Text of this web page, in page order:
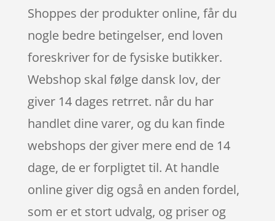
Shoppes der produkter online, får du
nogle bedre betingelser, end loven
foreskriver for de fysiske butikker.
Webshop skal følge dansk lov, der
giver 14 dages retrret. når du har
handlet dine varer, og du kan finde
webshops der giver mere end de 14
dage, de er forpligtet til. At handle
online giver dig også en anden fordel,
som er et stort udvalg, og priser og